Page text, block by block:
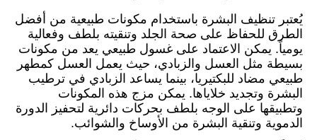
يُعتبر تنظيف البشرة باستخدام مكونات طبيعية من أفضل
الطرق للحفاظ على صحة الجلد وتنقيته بلطف وفعالية
يومياً. يمكن الاعتماد على غسول طبيعي يعد من مكونات
بسيطة مثل العسل والزبادي، حيث يعمل العسل كمطهر
طبيعي مضاد للبكتيريا، بينما يساعد الزبادي في ترطيب
البشرة وتجديد خلاياها. يمكن مزج هذه المكونات
وتطبيقها على الوجه بلطف بحركات دائرية لتحفيز الدورة
الدموية وتنقية البشرة من الأوساخ والشوائب.